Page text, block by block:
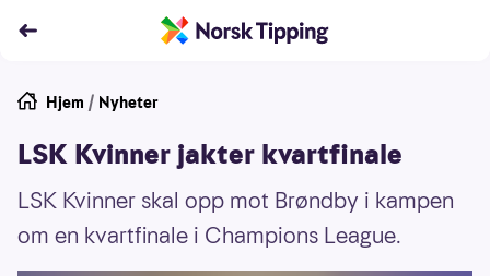
Hjem / Nyheter
LSK Kvinner jakter kvartfinale
LSK Kvinner skal opp mot Brøndby i kampen
om en kvartfinale i Champions League.